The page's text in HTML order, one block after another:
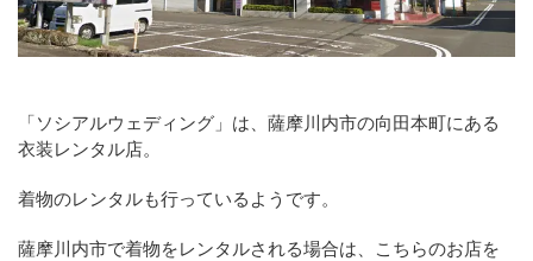
「ソシアルウェディング」は、薩摩川内市の向田本町にある
衣装レンタル店。
着物のレンタルも行っているようです。
薩摩川内市で着物をレンタルされる場合は、こちらのお店を